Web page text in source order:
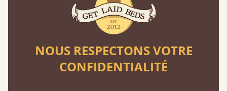
Qui vous a fait croire que les lattes souples
étaient mieux ? Nous vous expliquons
pourquoi c'est faux.
En savoir plus
NOUS RESPECTONS VOTRE
CONFIDENTIALITÉ